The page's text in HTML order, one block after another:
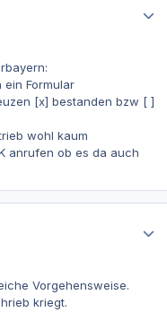
ein Formular
[x] bestanden bzw [ ]
wohl kaum
anrufen ob es da auch
Vorgehensweise.
kriegt.